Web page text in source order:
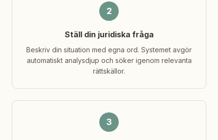
2
Ställ din juridiska fråga
Beskriv din situation med egna ord. Systemet avgör
automatiskt analysdjup och söker igenom relevanta
rättskällor.
3